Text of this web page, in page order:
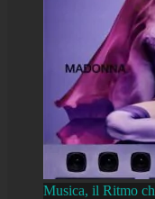
Musica, il Ritmo